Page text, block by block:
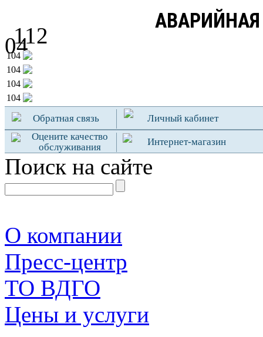
04
112
104
104
104
104
Обратная связь
Личный кабинет
Оцените качество
обслуживания
Интернет-магазин
Поиск на сайте
О компании
Пресс-центр
TO ВДГО
Цены и услуги